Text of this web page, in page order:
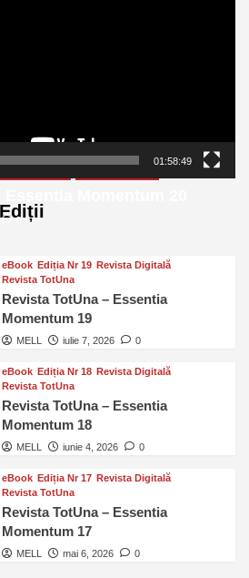
01:58:49
0
eBook Ediția Nr 19 Revista Digitală
Revista TotUna
Revista TotUna – Essentia
Momentum 19
MELL iulie 7, 2026 0
eBook Ediția Nr 18 Revista Digitală
Revista TotUna
Revista TotUna – Essentia
Momentum 18
MELL iunie 4, 2026 0
eBook Ediția Nr 17 Revista Digitală
Revista TotUna
Revista TotUna – Essentia
Momentum 17
MELL mai 6, 2026 0